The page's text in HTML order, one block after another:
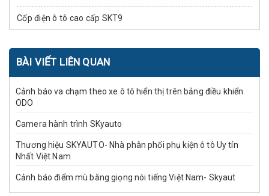
Cốp điện ô tô cao cấp SKT9
BÀI VIẾT LIÊN QUAN
Cảnh báo va chạm theo xe ô tô hiển thị trên bảng điều khiển
ODO
Camera hành trình SKyauto
Thương hiệu SKYAUTO- Nhà phân phối phụ kiện ô tô Uy tín
Nhất Việt Nam
Cảnh báo điểm mù bằng giọng nói tiếng Việt Nam- Skyaut